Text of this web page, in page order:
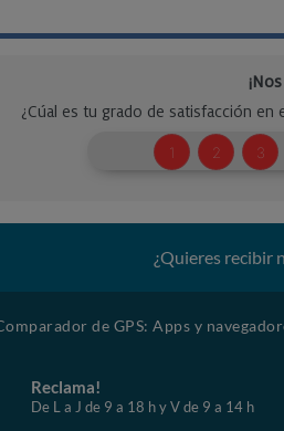
¿Quieres recibir
de GPS: Apps y
Reclama!
De L a J de 9 a 18 h y V de 9 a 14 h